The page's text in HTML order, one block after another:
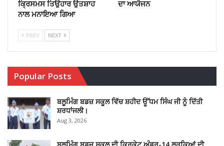
ਕ੍ਰਿਸਮਸ ਤਿਉਹਾਰ ਉਤਸ਼ਾਹ
ਨਾਲ ਮਨਾਇਆ ਗਿਆ
ਦਾ ਆਯੋਜਨ
PREV NEXT
Popular Posts
ਬਲੂਮਿੰਗ ਬਡਜ਼ ਸਕੂਲ ਵਿੱਚ ਸ਼ਹੀਦ ਊੱਧਮ ਸਿੰਘ ਜੀ ਨੂੰ ਦਿੱਤੀ
ਸ਼ਰਧਾਂਜਲੀ।
Aug 3, 2026